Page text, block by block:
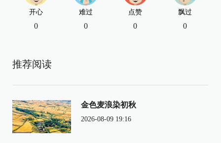
开心
0
难过
0
点赞
0
飘过
0
推荐阅读
金色麦浪染初秋
2026-08-09 19:16